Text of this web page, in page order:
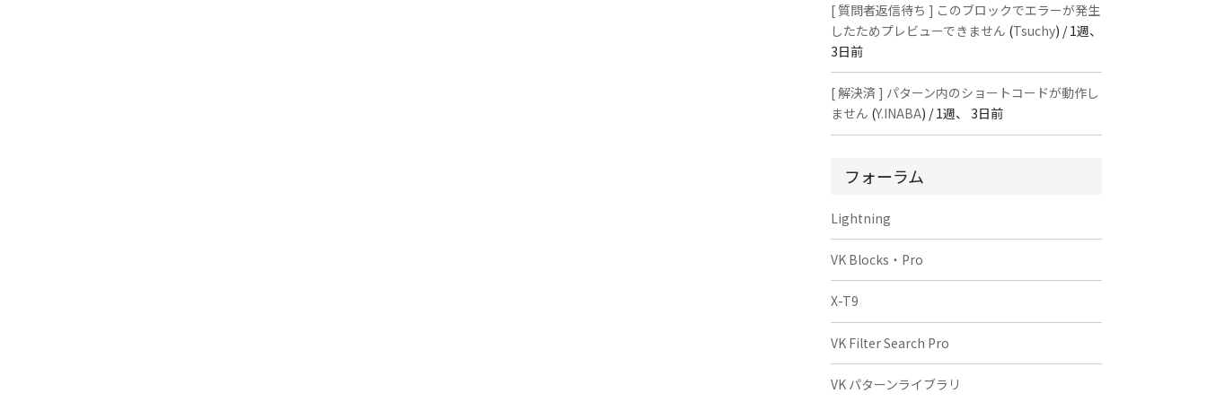
[ 質問者返信待ち ] このブロックでエラーが発生
したためプレビューできません (Tsuchy) /1週、
3日前
[ 解決済 ] パターン内のショートコードが動作し
ません (Y.INABA) /1週、 3日前
フォーラム
Lightning
VK Blocks・Pro
X-T9
VK Filter Search Pro
VK パターンライブラリ